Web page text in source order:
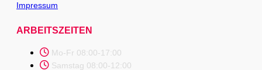
Impressum
ARBEITSZEITEN
Mo-Fr 08:00-17:00
Samstag 08:00-12:00